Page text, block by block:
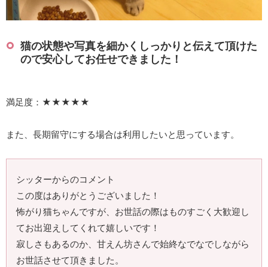
猫の状態や写真を細かくしっかりと伝えて頂けた
ので安心してお任せできました！
満足度：★★★★★
また、長期留守にする場合は利用したいと思っています。
シッターからのコメント
この度はありがとうございました！
怖がり猫ちゃんですが、お世話の際はものすごく大歓迎し
てお出迎えしてくれて嬉しいです！
寂しさもあるのか、甘えん坊さんで始終なでなでしながら
お世話させて頂きました。